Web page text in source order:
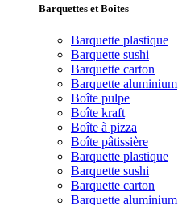
Barquettes et Boîtes
Barquette plastique
Barquette sushi
Barquette carton
Barquette aluminium
Boîte pulpe
Boîte kraft
Boîte à pizza
Boîte pâtissière
Barquette plastique
Barquette sushi
Barquette carton
Barquette aluminium